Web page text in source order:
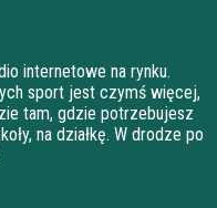
internetowe na rynku.
sport jest czymś więcej,
tam, gdzie potrzebujesz
na działkę. W drodze po